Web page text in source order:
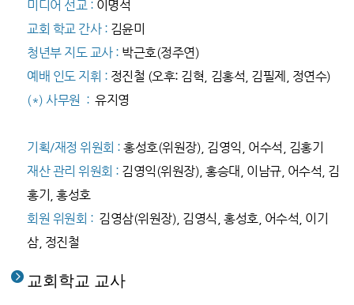
미디어 선교 : 이명석
교회 학교 간사 : 김윤미
청년부 지도 교사 : 박근호(정주연)
예배 인도 지휘 : 정진철 (오후: 김혁, 김홍석, 김필제, 정연수)
(*) 사무원 :유지영
기획/재정 위원회 :홍성호(위원장), 김영익, 어수석, 김홍기
재산 관리 위원회 : 김영익(위원장), 홍승대, 이남규, 어수석, 김
홍기,홍성호
회원 위원회 : 김영삼(위원장), 김영식, 홍성호, 어수석, 이기
삼, 정진철
교회학교 교사